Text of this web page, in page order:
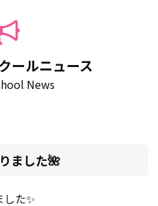
ールニュース
News
ました🌺
た✨